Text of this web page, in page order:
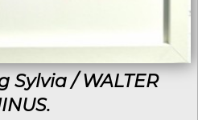
Sylvia / WALTER